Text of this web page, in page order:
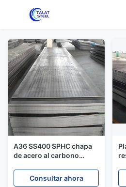
A36 SS400 SPHC chapa
de acero al carbono
Consultar ahora